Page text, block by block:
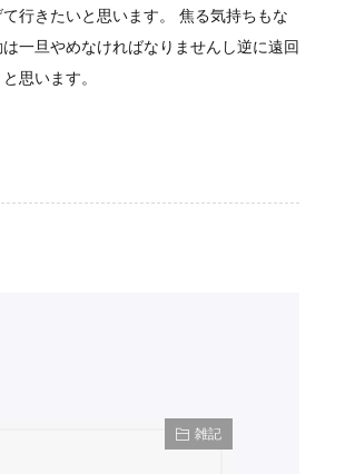
行きたいと思います。 焦る気持ちもな
一旦やめなければなりませんし逆に遠回
思います。
雑記